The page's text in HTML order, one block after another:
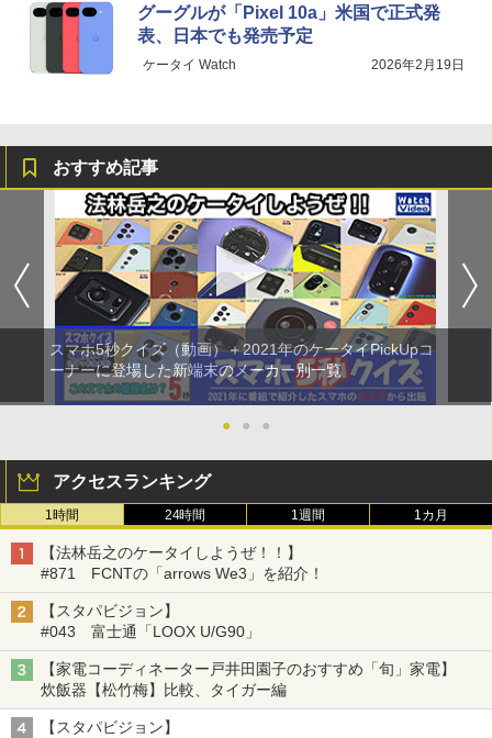
グーグルが「Pixel 10a」米国で正式発
表、日本でも発売予定
ケータイ Watch 2026年2月19日
おすすめ記事
スマホ5秒クイズ（動画）＋2021年のケータイPickUpコ
ーナーに登場した新端末のメーカー別一覧
● ● ●
アクセスランキング
1時間 24時間 1週間 1カ月
【法林岳之のケータイしようぜ！！】
#871 FCNTの「arrows We3」を紹介！
【スタパビジョン】
#043 富士通「LOOX U/G90」
【家電コーディネーター戸井田園子のおすすめ「旬」家電】
炊飯器【松竹梅】比較、タイガー編
【スタパビジョン】